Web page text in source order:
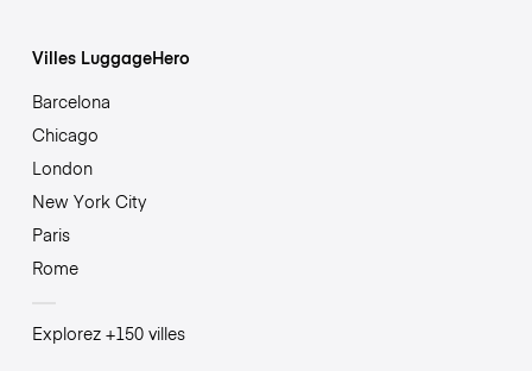
Villes LuggageHero
Barcelona
Chicago
London
New York City
Paris
Rome
Explorez +150 villes